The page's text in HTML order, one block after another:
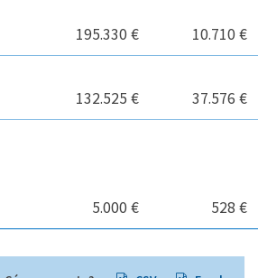
195.330 € 10.710 €
132.525 € 37.576 €
5.000 € 528 €